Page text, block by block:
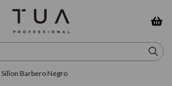
Sillon Barbero Negro